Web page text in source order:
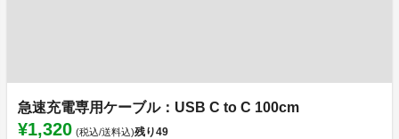
急速充電専用ケーブル：USB C to C 100cm
¥1,320 (税込/送料込)残り49